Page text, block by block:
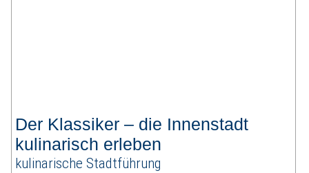
Der Klassiker – die Innenstadt
kulinarisch erleben
kulinarische Stadtführung